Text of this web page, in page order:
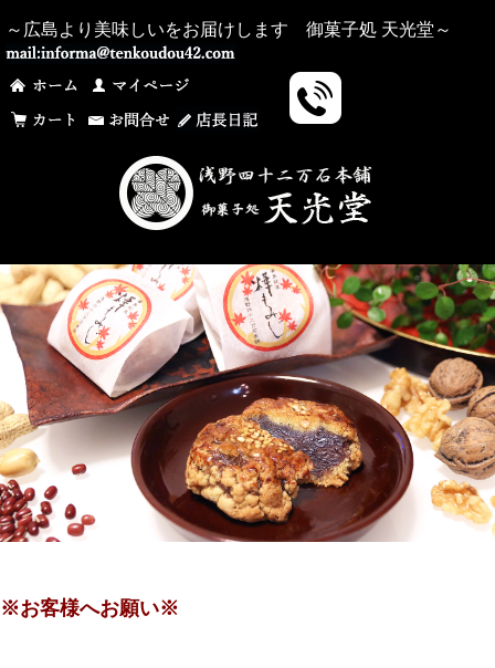
～広島より美味しいをお届けします 御菓子処 天光堂～
※お客様へお願い※